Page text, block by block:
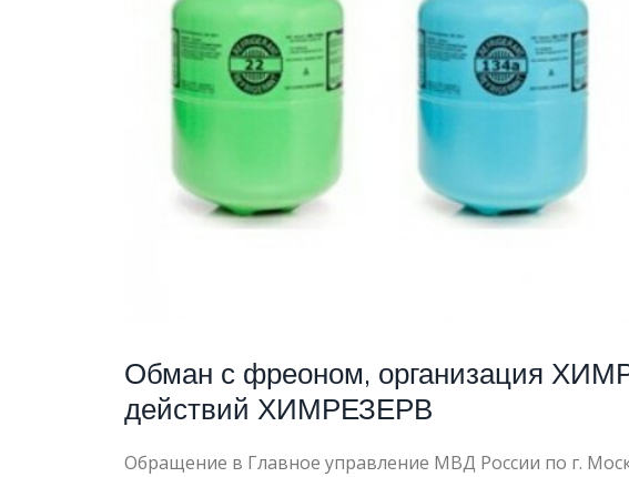
Обман с фреоном, организация
действий ХИМРЕЗЕРВ
Обращение в Главное управление МВД России по г.